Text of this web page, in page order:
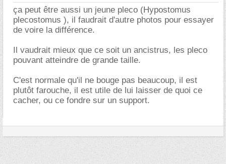
ça peut être aussi un jeune pleco (Hypostomus
plecostomus ), il faudrait d'autre photos pour essayer
de voire la différence.
Il vaudrait mieux que ce soit un ancistrus, les pleco
pouvant atteindre de grande taille.
C'est normale qu'il ne bouge pas beaucoup, il est
plutôt farouche, il est utile de lui laisser de quoi ce
cacher, ou ce fondre sur un support.